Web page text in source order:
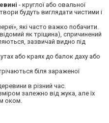
- круглої або овальної
будуть виглядати чистими і
які часто важко побачити.
як тріщина), спричинений
зазвичай видно під
або краях до балок даху або
біля зараженої
в різний час.
залежно від жука, але їх
оком.